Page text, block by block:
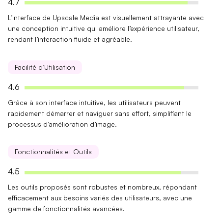
L’interface de Upscale Media est visuellement attrayante avec
une conception intuitive qui améliore l’expérience utilisateur,
rendant l’interaction fluide et agréable.
Facilité d’Utilisation
4.6
Grâce à son interface intuitive, les utilisateurs peuvent
rapidement démarrer et naviguer sans effort, simplifiant le
processus d’amélioration d’image.
Fonctionnalités et Outils
4.5
Les outils proposés sont robustes et nombreux, répondant
efficacement aux besoins variés des utilisateurs, avec une
gamme de fonctionnalités avancées.